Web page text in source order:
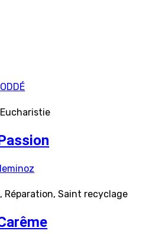
Réparation, Saint recyclage